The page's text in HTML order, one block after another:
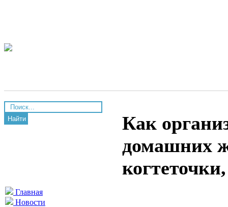
Найти
Главная
Новости
Как
домашних